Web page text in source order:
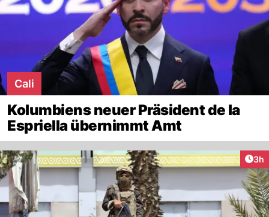
Cali
Kolumbiens neuer Präsident de la
Espriella übernimmt Amt
3h